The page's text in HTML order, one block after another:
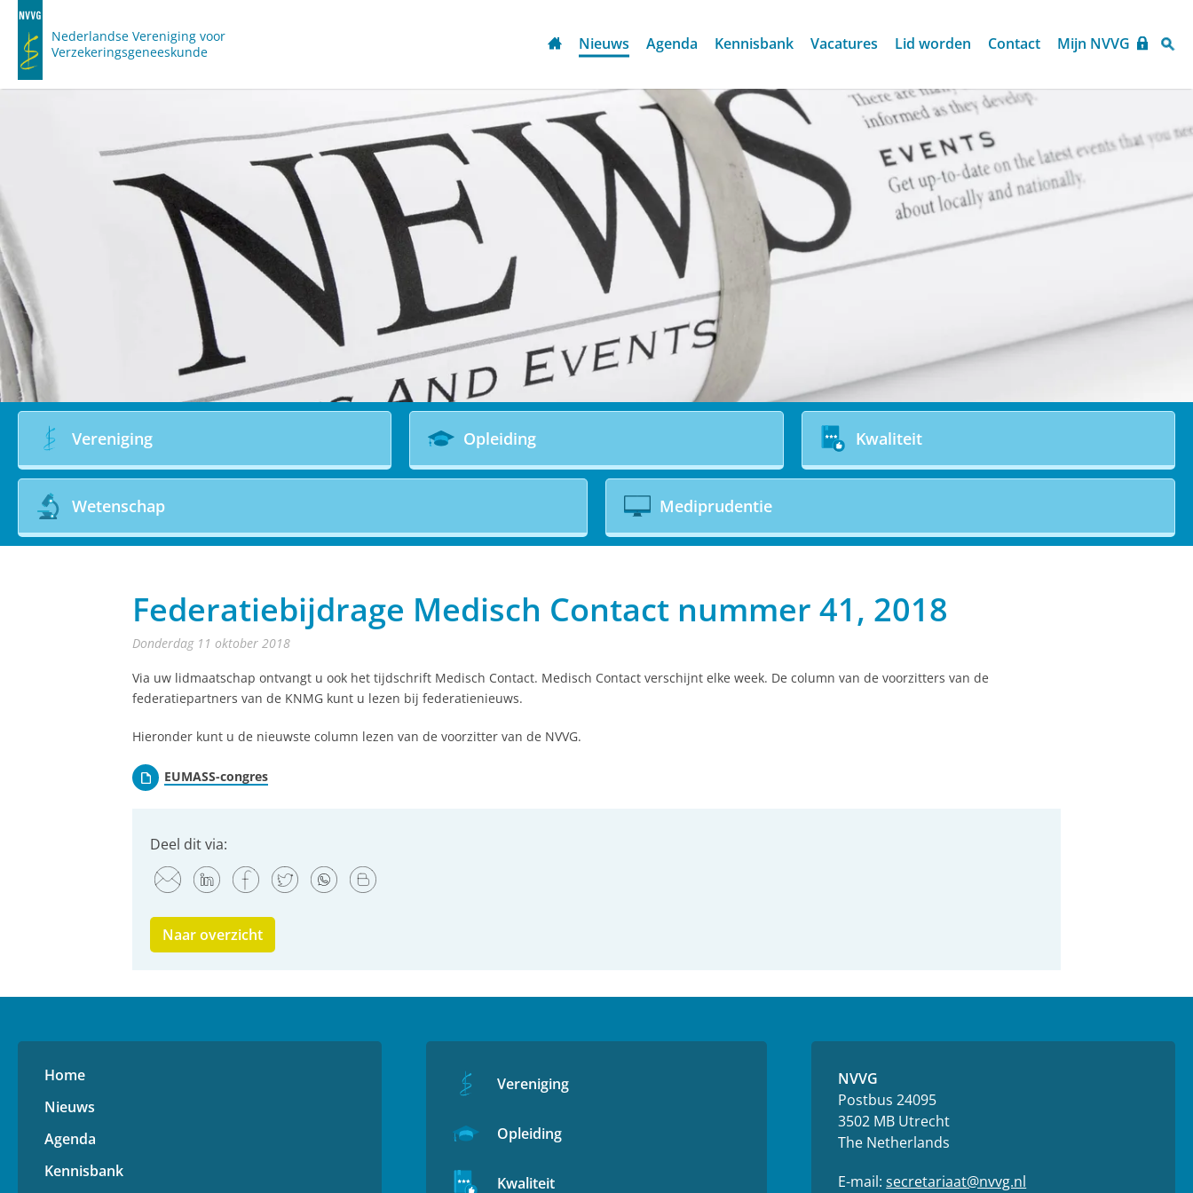
Nederlandse Vereniging voor
Verzekeringsgeneeskunde
Nieuws Agenda Kennisbank Vacatures Lid worden Contact Mijn NVVG
Vereniging Opleiding Kwaliteit
Wetenschap Mediprudentie
Federatiebijdrage Medisch Contact nummer 41, 2018
donderdag 11 oktober 2018
Via uw lidmaatschap ontvangt u ook het tijdschrift Medisch Contact. Medisch Contact verschijnt elke week. De column van de voorzitters van de
federatiepartners van de KNMG kunt u lezen bij federatienieuws.
Hieronder kunt u de nieuwste column lezen van de voorzitter van de NVVG.
EUMASS-congres
Deel dit via:
Naar overzicht
Home
Nieuws
Agenda
Kennisbank
Vereniging
Opleiding
Kwaliteit
NVVG
Postbus 24095
3502 MB Utrecht
The Netherlands
E-mail:secretariaat@nvvg.nl